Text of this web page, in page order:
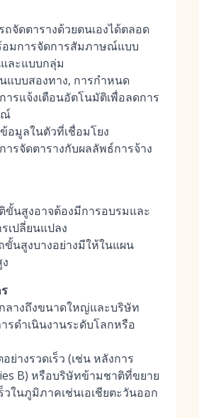
จัดตารางด้วยตนเองได้ตลอด
อมการจัดการสัมภาษณ์แบบ
ละแบบกลุ่ม
แบบสองทาง, การกำหนด
ารแจ้งเตือนอัตโนมัติเพื่อลดการ
ณ์
อมูลในตัวที่เชื่อมโยง
รจัดตารางกับผลลัพธ์การจ้าง
ขั้นสูงอาจต้องมีการอบรมและ
เปลี่ยนแปลง
ขั้นสูงบางอย่างมีให้ในแผน
ลางถึงขนาดใหญ่และบริษัท
รดำเนินงานระดับโลกหรือ
ย่างรวดเร็ว (เช่น หลังการ
B) หรือบริษัทข้ามชาติที่ขยาย
วในภูมิภาคเช่นเอเชียตะวันออก